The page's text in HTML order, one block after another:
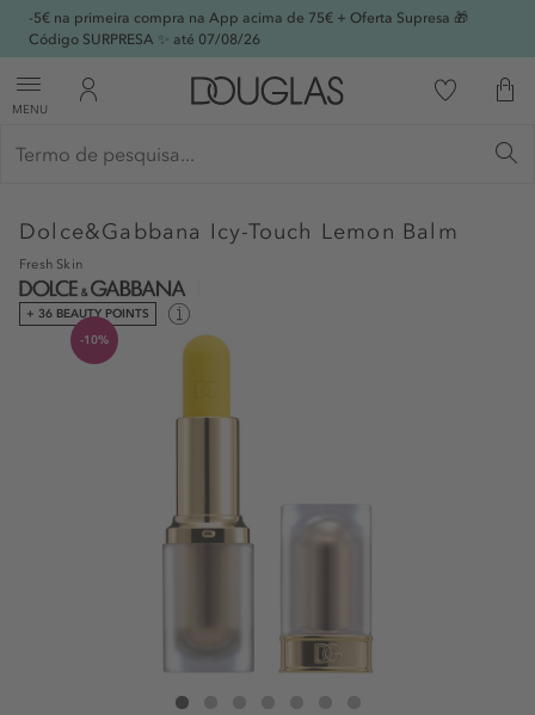
-5€ na primeira compra na App acima de 75€ + Oferta Supresa 🎁
Código SURPRESA ✨ até 07/08/26
MENU
Dolce&Gabbana Icy-Touch Lemon Balm
Fresh Skin
+ 36 BEAUTY POINTS
-10%
Dolce&Gabbana Icy-Touch Lemon Balm